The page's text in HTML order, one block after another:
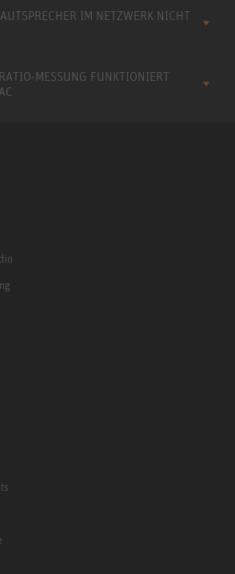
IM NETZWERK NICHT
MESSUNG FUNKTIONIERT